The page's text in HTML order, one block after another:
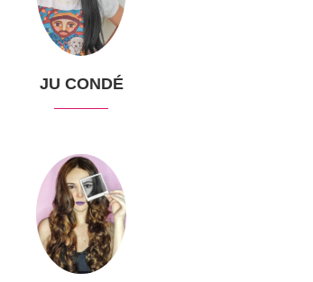
JU CONDÉ